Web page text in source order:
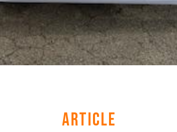
ARTICLE